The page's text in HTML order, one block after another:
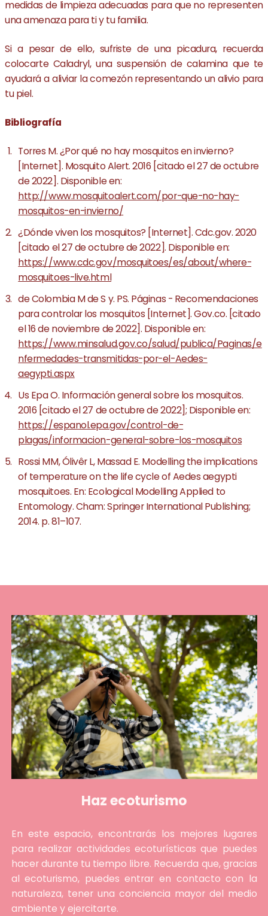
medidas de limpieza adecuadas para que no representen
una amenaza para ti y tu familia.
Si a pesar de ello, sufriste de una picadura, recuerda
colocarte Caladryl, una suspensión de calamina que te
ayudará a aliviar la comezón representando un alivio para
tu piel.
Bibliografía
Torres M. ¿Por qué no hay mosquitos en invierno?
[Internet]. Mosquito Alert. 2016 [citado el 27 de octubre
de 2022]. Disponible en:
http://www.mosquitoalert.com/por-que-no-hay-
mosquitos-en-invierno/
¿Dónde viven los mosquitos? [Internet]. Cdc.gov. 2020
[citado el 27 de octubre de 2022]. Disponible en:
https://www.cdc.gov/mosquitoes/es/about/where-
mosquitoes-live.html
de Colombia M de S y. PS. Páginas - Recomendaciones
para controlar los mosquitos [Internet]. Gov.co. [citado
el 16 de noviembre de 2022]. Disponible en:
https://www.minsalud.gov.co/salud/publica/Paginas/e
nfermedades-transmitidas-por-el-Aedes-
aegypti.aspx
Us Epa O. Información general sobre los mosquitos.
2016 [citado el 27 de octubre de 2022]; Disponible en:
https://espanol.epa.gov/control-de-
plagas/informacion-general-sobre-los-mosquitos
Rossi MM, Ólivêr L, Massad E. Modelling the implications
of temperature on the life cycle of Aedes aegypti
mosquitoes. En: Ecological Modelling Applied to
Entomology. Cham: Springer International Publishing;
2014. p. 81–107.
Haz ecoturismo
En este espacio, encontrarás los mejores lugares
para realizar actividades ecoturísticas que puedes
hacer durante tu tiempo libre. Recuerda que, gracias
al ecoturismo, puedes entrar en contacto con la
naturaleza, tener una conciencia mayor del medio
ambiente y ejercitarte.